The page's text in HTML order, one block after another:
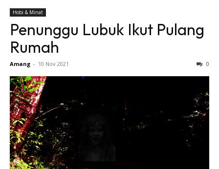
Hobi & Minat
Penunggu Lubuk Ikut Pulang
Rumah
Amang - 10 Nov 2021 0